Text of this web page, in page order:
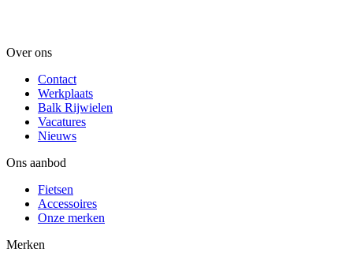
Over ons
Contact
Werkplaats
Balk Rijwielen
Vacatures
Nieuws
Ons aanbod
Fietsen
Accessoires
Onze merken
Merken